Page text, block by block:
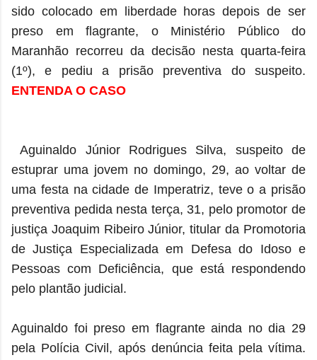
sido colocado em liberdade horas depois de ser
preso em flagrante, o Ministério Público do
Maranhão recorreu da decisão nesta quarta-feira
(1º), e pediu a prisão preventiva do suspeito.
ENTENDA O CASO
Aguinaldo Júnior Rodrigues Silva, suspeito de
estuprar uma jovem no domingo, 29, ao voltar de
uma festa na cidade de Imperatriz, teve o a prisão
preventiva pedida nesta terça, 31, pelo promotor de
justiça Joaquim Ribeiro Júnior, titular da Promotoria
de Justiça Especializada em Defesa do Idoso e
Pessoas com Deficiência, que está respondendo
pelo plantão judicial.
Aguinaldo foi preso em flagrante ainda no dia 29
pela Polícia Civil, após denúncia feita pela vítima.